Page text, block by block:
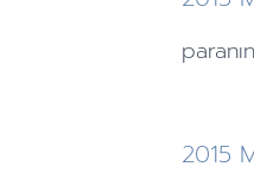
2015